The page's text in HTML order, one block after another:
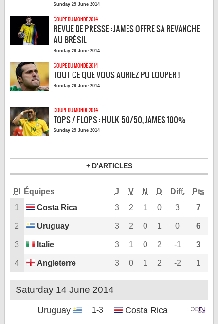
LES BUTEURS
HOMME DU MATCH
LES 32 ÉQUIPES
LE RÈGLEMENT
LES STADES
QUALIFICATIONS
COUPE DES CONFÉDÉRATIONS
Sunday 29 June 2014
COUPE DU MONDE 2014
REVUE DE PRESSE : JAMES OFFRE SA REVANCHE
AU BRÉSIL
Sunday 29 June 2014
COUPE DU MONDE 2014
TOUT CE QUE VOUS AURIEZ PU LOUPER !
Sunday 29 June 2014
COUPE DU MONDE 2014
TOPS / FLOPS : HULK 50/50, JAMES 100%
Sunday 29 June 2014
+ D'ARTICLES
Pl Équipes J V N D Diff.
Pts
1
Costa Rica 3 2 1 0 3 7
2 Uruguay 3 2 0 1 0 6
3 Italie 3 1 0 2 -1 3
4 Angleterre 3 0 1 2 -2 1
Saturday 14 June 2014
Uruguay 1-3 Costa Rica